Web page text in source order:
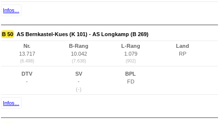
Infos...
B 50 AS Bernkastel-Kues (K 101) - AS Longkamp (B 269)
Nr.
13.717
(6.498)
B-Rang
10.042
(7.638)
L-Rang
1.079
(902)
Land
RP
DTV
-
SV
-
(-)
BPL
FD
Infos...